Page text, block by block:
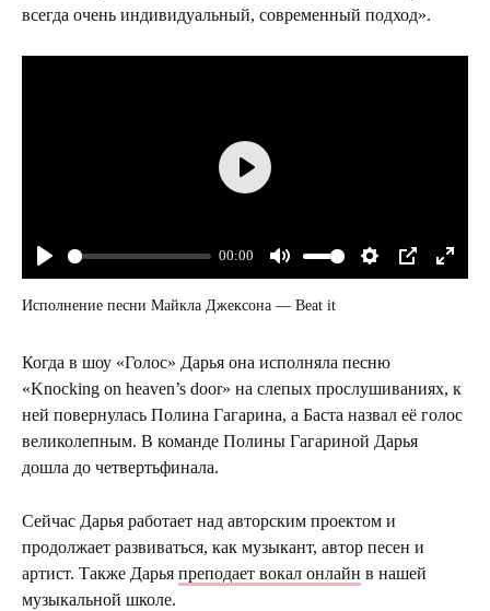
всегда очень индивидуальный, современный подход».
Play
00:00
Mute Settings
PIP
Enter
Play
Исполнение песни Майкла Джексона — Beat it
Когда в шоу «Голос» Дарья она исполняла песню
«Knocking on heaven’s door» на слепых прослушиваниях, к
ней повернулась Полина Гагарина, а Баста назвал её голос
великолепным. В команде Полины Гагариной Дарья
дошла до четвертьфинала.
Сейчас Дарья работает над авторским проектом и
продолжает развиваться, как музыкант, автор песен и
артист. Также Дарья преподает вокал онлайн в нашей
музыкальной школе.